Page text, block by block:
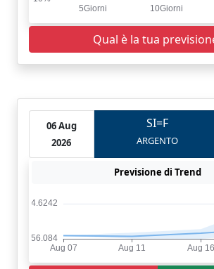
Qual è la tua
06 Aug
2026
SI=F
ARGENTO
Previsione di Trend